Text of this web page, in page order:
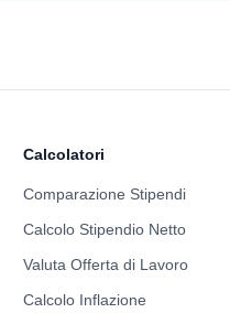
Calcolatori
Comparazione Stipendi
Calcolo Stipendio Netto
Valuta Offerta di Lavoro
Calcolo Inflazione